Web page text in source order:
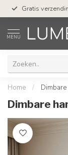
Gratis
MENU
Home /
Dimbare